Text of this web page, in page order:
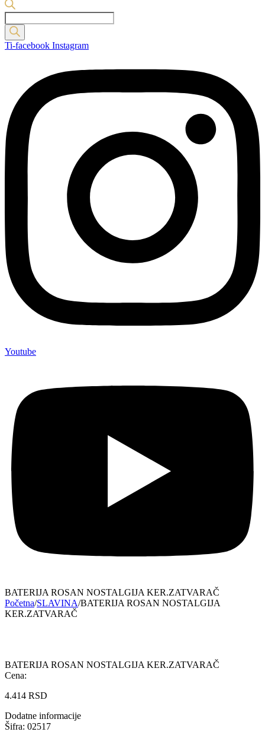
Products
search
Ti-facebook Instagram
Youtube
BATERIJA ROSAN NOSTALGIJA KER.ZATVARAČ
Početna/SLAVINA/BATERIJA ROSAN NOSTALGIJA
KER.ZATVARAČ
BATERIJA ROSAN NOSTALGIJA KER.ZATVARAČ
Cena:
4.414 RSD
Dodatne informacije
Šifra: 02517